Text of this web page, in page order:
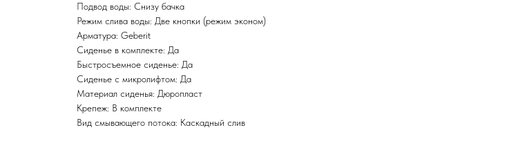
Подвод воды: Снизу бачка
Режим слива воды: Две кнопки (режим эконом)
Арматура: Geberit
Сиденье в комплекте: Да
Быстросъемное сиденье: Да
Сиденье с микролифтом: Да
Материал сиденья: Дюропласт
Крепеж: В комплекте
Вид смывающего потока: Каскадный слив